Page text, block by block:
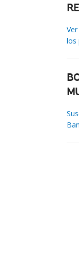
los